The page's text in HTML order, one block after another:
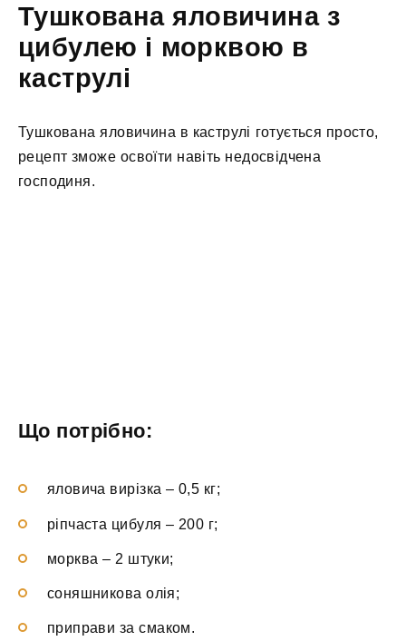
Тушкована яловичина з
цибулею і морквою в
каструлі
Тушкована яловичина в каструлі готується просто,
рецепт зможе освоїти навіть недосвідчена
господиня.
Що потрібно:
яловича вирізка – 0,5 кг;
ріпчаста цибуля – 200 г;
морква – 2 штуки;
соняшникова олія;
приправи за смаком.